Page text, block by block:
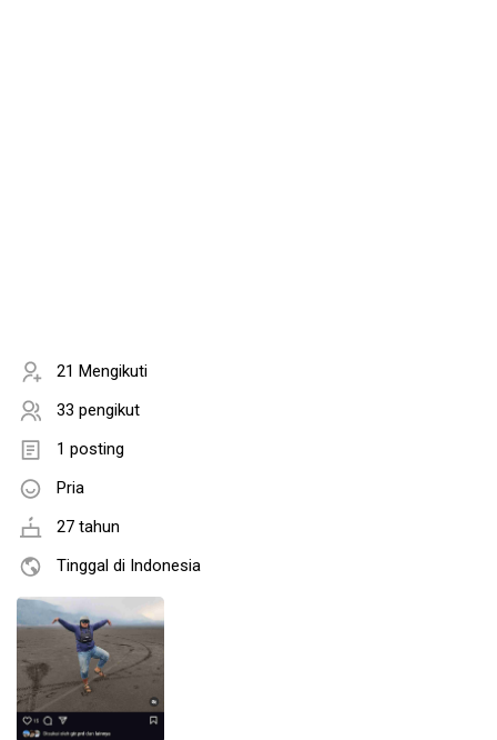
21 Mengikuti
33 pengikut
1 posting
Pria
27 tahun
Tinggal di Indonesia